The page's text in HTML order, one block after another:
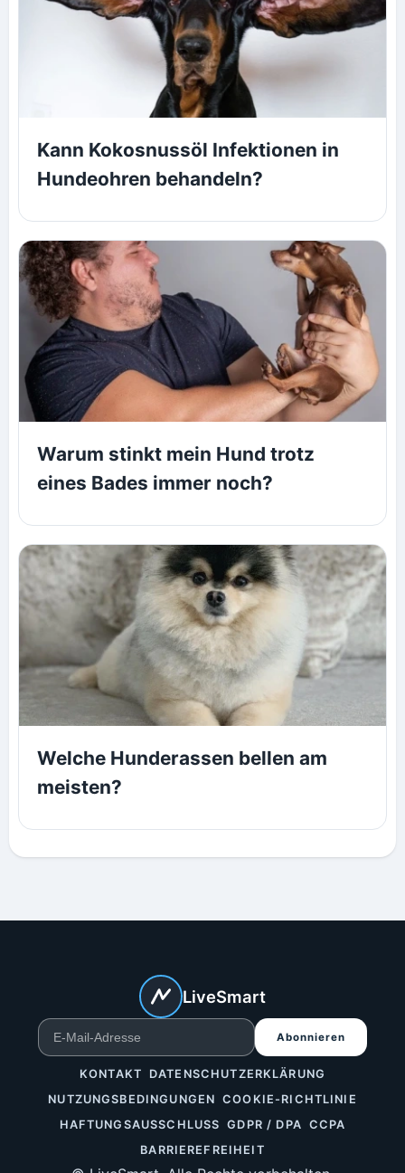
Kann Kokosnussöl Infektionen in
Hundeohren behandeln?
Warum stinkt mein Hund trotz
eines Bades immer noch?
Welche Hunderassen bellen am
meisten?
LiveSmart
Abonnieren
KONTAKT
DATENSCHUTZERKLÄRUNG
NUTZUNGSBEDINGUNGEN
COOKIE-RICHTLINIE
HAFTUNGSAUSSCHLUSS
GDPR / DPA CCPA
BARRIEREFREIHEIT